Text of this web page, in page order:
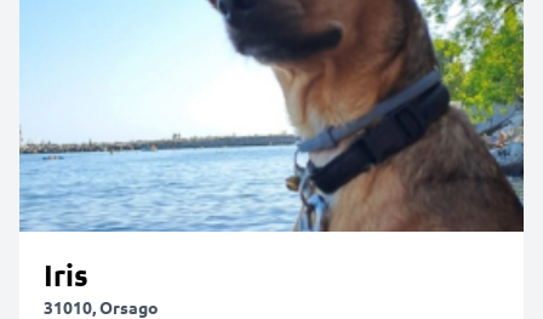
Iris
31010, Orsago